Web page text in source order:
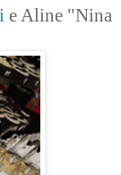
e Aline "Nina